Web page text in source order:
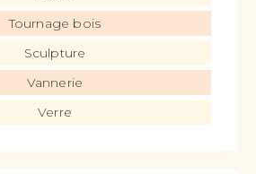
Tournage bois
Sculpture
Vannerie
Verre